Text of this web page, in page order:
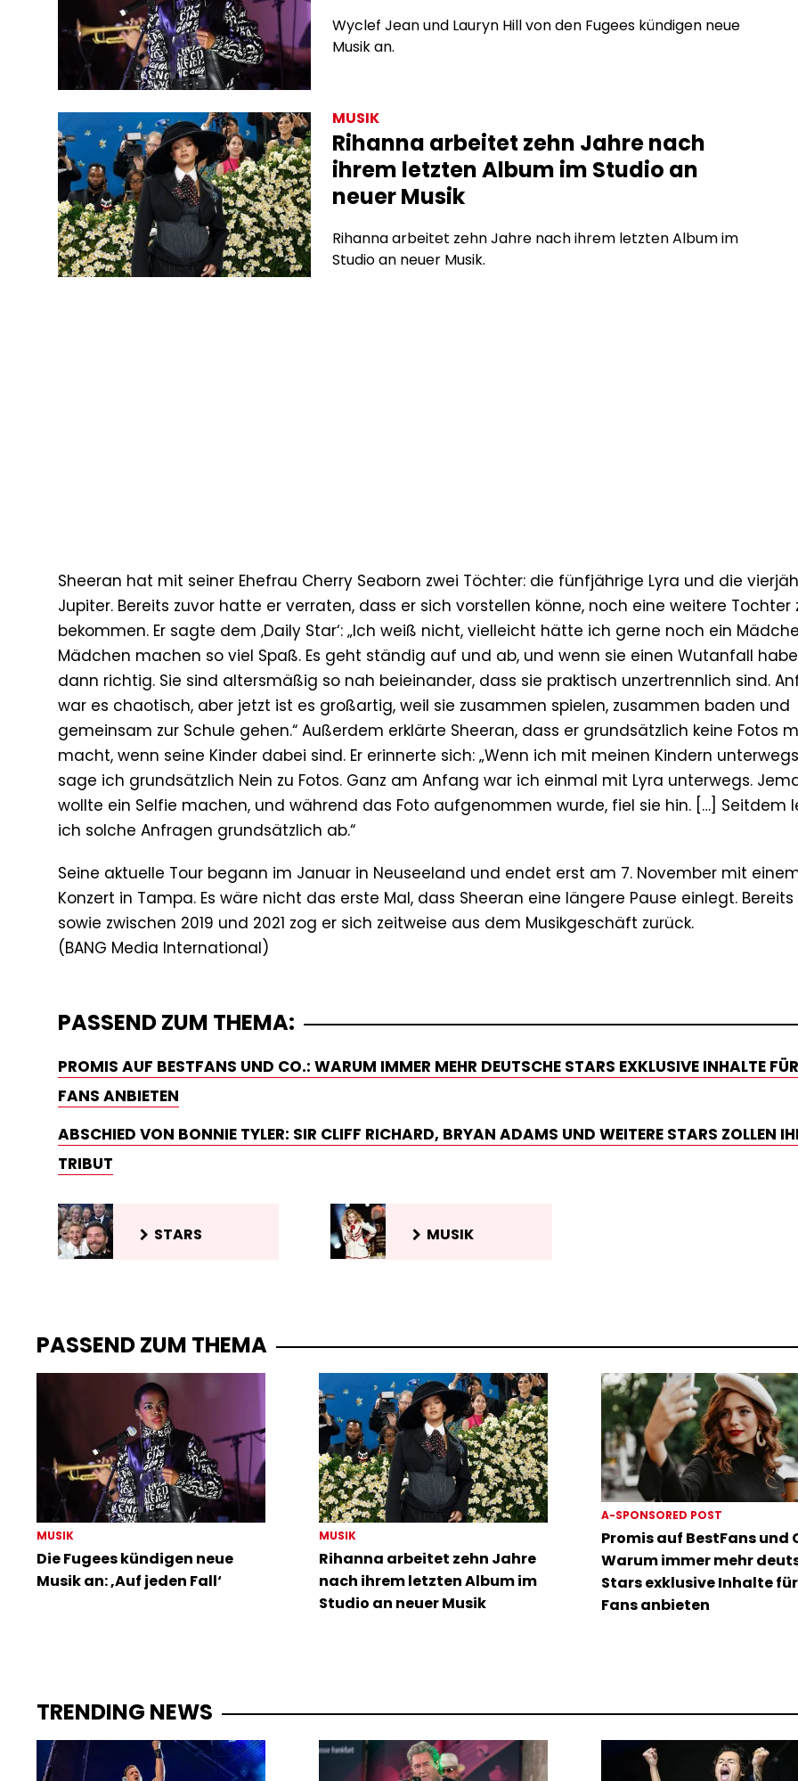
Wyclef Jean und Lauryn Hill von den Fugees kündigen neue
Musik an.
MUSIK
Rihanna arbeitet zehn Jahre nach
ihrem letzten Album im Studio an
neuer Musik
Rihanna arbeitet zehn Jahre nach ihrem letzten Album im
Studio an neuer Musik.
Sheeran hat mit seiner Ehefrau Cherry Seaborn zwei Töchter: die fünfjährige Lyra und die
Jupiter. Bereits zuvor hatte er verraten, dass er sich vorstellen könne, noch eine weitere Tochter
bekommen. Er sagte dem ‚Daily Star‘: „Ich weiß nicht, vielleicht hätte ich gerne noch ein
Mädchen machen so viel Spaß. Es geht ständig auf und ab, und wenn sie einen Wutanfall
dann richtig. Sie sind altersmäßig so nah beieinander, dass sie praktisch unzertrennlich sind.
war es chaotisch, aber jetzt ist es großartig, weil sie zusammen spielen, zusammen baden und
gemeinsam zur Schule gehen.“ Außerdem erklärte Sheeran, dass er grundsätzlich keine Fotos
macht, wenn seine Kinder dabei sind. Er erinnerte sich: „Wenn ich mit meinen Kindern
sage ich grundsätzlich Nein zu Fotos. Ganz am Anfang war ich einmal mit Lyra unterwegs.
wollte ein Selfie machen, und während das Foto aufgenommen wurde, fiel sie hin. […] Seitdem
ich solche Anfragen grundsätzlich ab.“
Seine aktuelle Tour begann im Januar in Neuseeland und endet erst am 7. November mit
Konzert in Tampa. Es wäre nicht das erste Mal, dass Sheeran eine längere Pause einlegt. Bereits
sowie zwischen 2019 und 2021 zog er sich zeitweise aus dem Musikgeschäft zurück.
PASSEND ZUM THEMA:
PROMIS AUF BESTFANS UND CO.: WARUM IMMER MEHR DEUTSCHE STARS EXKLUSIVE INHALTE
FANS ANBIETEN
ABSCHIED VON BONNIE TYLER: SIR CLIFF RICHARD, BRYAN ADAMS UND WEITERE STARS ZOLLEN
TRIBUT
STARS MUSIK
PASSEND ZUM THEMA
MUSIK
Die Fugees kündigen neue
Musik an: ‚Auf jeden Fall‘
MUSIK
Rihanna arbeitet zehn Jahre
nach ihrem letzten Album im
Studio an neuer Musik
A-SPONSORED POST
Promis auf BestFans und
Warum immer mehr
Stars exklusive Inhalte
Fans anbieten
TRENDING NEWS